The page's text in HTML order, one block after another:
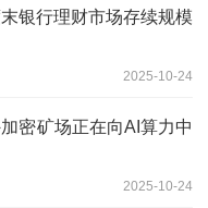
银行理财市场存续规模
2025-10-24
密矿场正在向AI算力中
2025-10-24